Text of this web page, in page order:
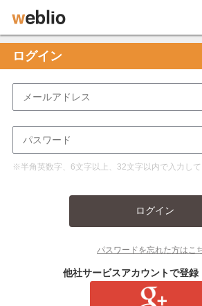
ログイン
※半角英数字、6文字以上、32文字以内で入力し
ログイン
パスワードを忘れた方はこ
他社サービスアカウントで登録